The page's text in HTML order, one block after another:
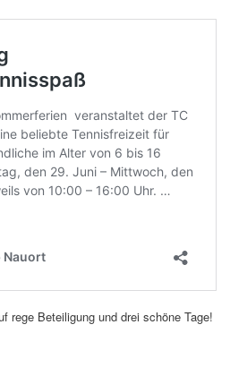
rege Beteiligung und drei schöne Tage!